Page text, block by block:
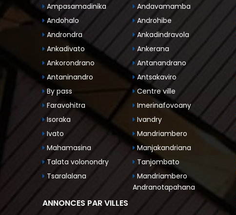
Ampasamadinika
Andavamamba
Andohalo
Androhibe
Androndra
Ankadindravola
Ankadivato
Ankerana
Ankorondrano
Antanandrano
Antaninandro
Antsakaviro
By pass
Centre ville
Faravohitra
Imerinafovoany
Isoraka
Ivandry
Ivato
Mandriambero
Mahamasina
Manjakandriana
Talata volonondry
Tanjombato
Tsaralalana
Mandriambero
Andranotapahana
ANNONCES PAR VILLES